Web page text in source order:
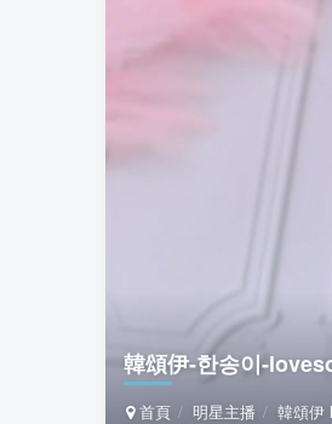
韓頌伊-한송이-
首頁 明星主播 韓頌伊